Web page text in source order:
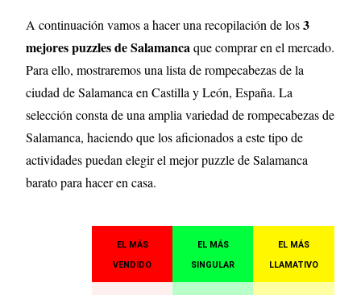
A continuación vamos a hacer una recopilación de los3
mejores puzzles de Salamancaque comprar en el mercado.
Para ello, mostraremos una lista de rompecabezas de la
ciudad de Salamanca en Castilla y León, España. La
selección consta de una amplia variedad de rompecabezas de
Salamanca, haciendo que los aficionados a este tipo de
actividades puedan elegir el mejor puzzle de Salamanca
barato para hacer en casa.
EL MÁS
VENDIDO
EL MÁS
SINGULAR
EL MÁS
LLAMATIVO